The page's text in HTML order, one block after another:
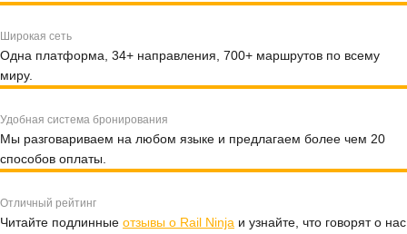
Широкая сеть
Одна платформа, 34+ направления, 700+ маршрутов по всему
миру.
Удобная система бронирования
Мы разговариваем на любом языке и предлагаем более чем 20
способов оплаты.
Отличный рейтинг
Читайте подлинные отзывы о Rail Ninja и узнайте, что говорят о нас